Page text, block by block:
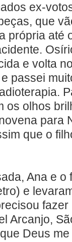
ex-
que
própria até
e volta
passei
os olhos
para
que o
Ana e
e
Arcanjo,
Deus